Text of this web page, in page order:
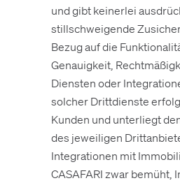
und gibt keinerlei
stillschweigende
Bezug auf die
Genauigkeit,
Diensten oder
solcher Drittdienste
Kunden und unterliegt
des jeweiligen
Integrationen mit
CASAFARI zwar